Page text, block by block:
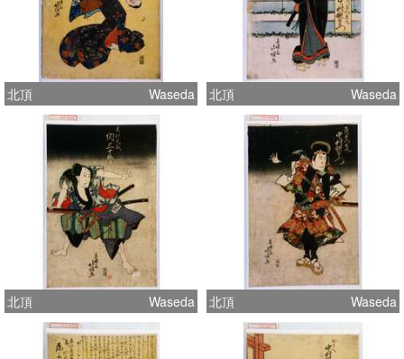
北頂 Waseda 北頂 Waseda
北頂 Waseda 北頂 Waseda